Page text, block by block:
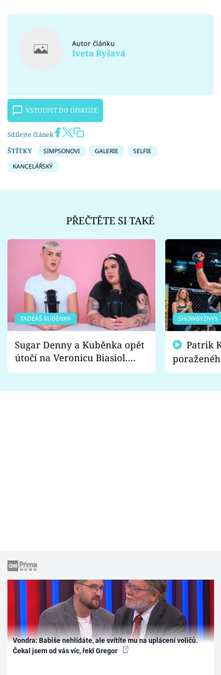
Autor článku
Iveta Ryšavá
VSTOUPIT DO DISKUZE
Sdílejte článek
ŠTÍTKY
SIMPSONOVI GALERIE
SELFIE
KANCELÁŘSKÝ
PŘEČTĚTE SI TAKÉ
TADEÁŠ KUBĚNKA
Sugar Denny a Kuběnka opět
útočí na Veronicu Biasiol.
Proč je podle nich falešná a
SHOWBYZNYS
fanoušci
Vondra: Babiše nehlídáte, ale svítíte mu na uplácení voličů.
Čekal jsem od vás víc, řekl Gregor